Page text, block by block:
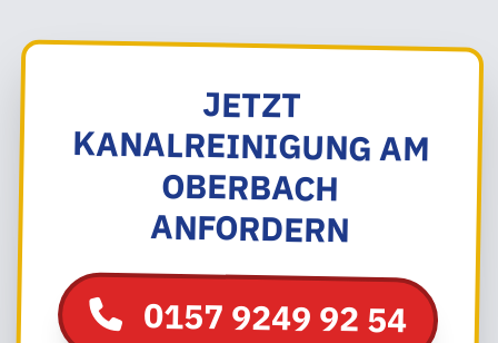
JETZT
KANALREINIGUNG AM
OBERBACH
ANFORDERN
0157 9249 92 54